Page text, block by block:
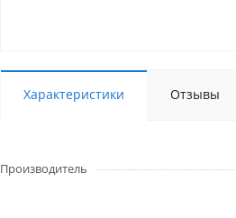
Характеристики Отзывы
Производитель